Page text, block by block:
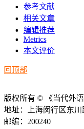
参考文献
相关文章
编辑推荐
Metrics
本文评价
回顶部
版权所有 © 《当代外
地址：上海闵行区东
邮编：200240